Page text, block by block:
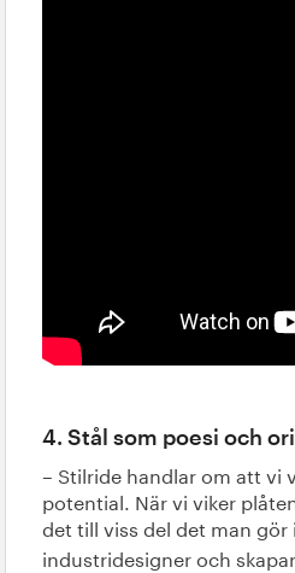
4. Stål som poesi och
– Stilride handlar om att vi
potential. När vi viker
det till viss del det man
industridesigner och